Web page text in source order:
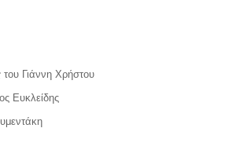
του Γιάννη Χρήστου
Ευκλείδης